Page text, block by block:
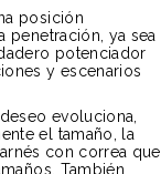
posición
penetración, ya sea
potenciador
y escenarios
evoluciona,
el tamaño, la
con correa que
También